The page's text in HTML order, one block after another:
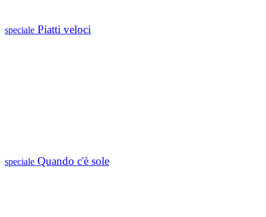
speciale Piatti veloci
speciale Quando c'è sole